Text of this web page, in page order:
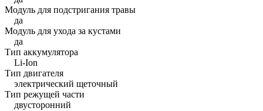
Модуль для подстригания травы
да
Модуль для ухода за кустами
да
Тип аккумулятора
Li-Ion
Тип двигателя
электрический щеточный
Тип режущей части
двусторонний